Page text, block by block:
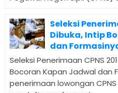
Seleksi
Dibuka, Intip
dan
Seleksi Penerimaan CPNS
Bocoran Kapan Jadwal dan
penerimaan lowongan